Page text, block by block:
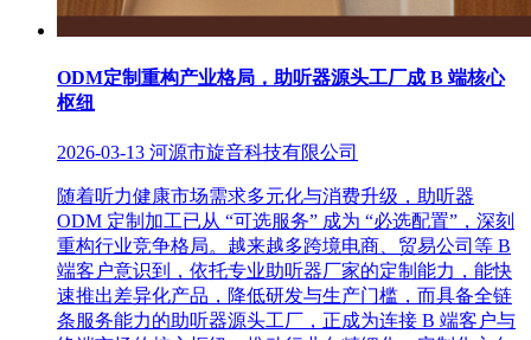
ODM定制重构产业格局，助听器源头工厂成 B 端核心
枢纽
2026-03-13 河源市旋音科技有限公司
随着听力健康市场需求多元化与消费升级，助听器
ODM 定制加工已从 “可选服务” 成为 “必选配置”，深刻
重构行业竞争格局。越来越多跨境电商、贸易公司等 B
端客户意识到，依托专业助听器厂家的定制能力，能快
速推出差异化产品，降低研发与生产门槛，而具备全链
条服务能力的助听器源头工厂，正成为连接 B 端客户与